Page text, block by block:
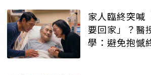
家人臨終突喊
要回家」？醫
學：避免抱憾